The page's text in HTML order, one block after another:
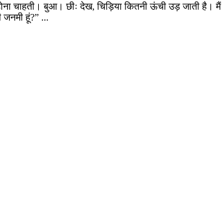
चाहती। बुआ। छीः देख, चिड़िया कितनी ऊंची उड़ जाती है। मैं
जनमी हूं?” ...